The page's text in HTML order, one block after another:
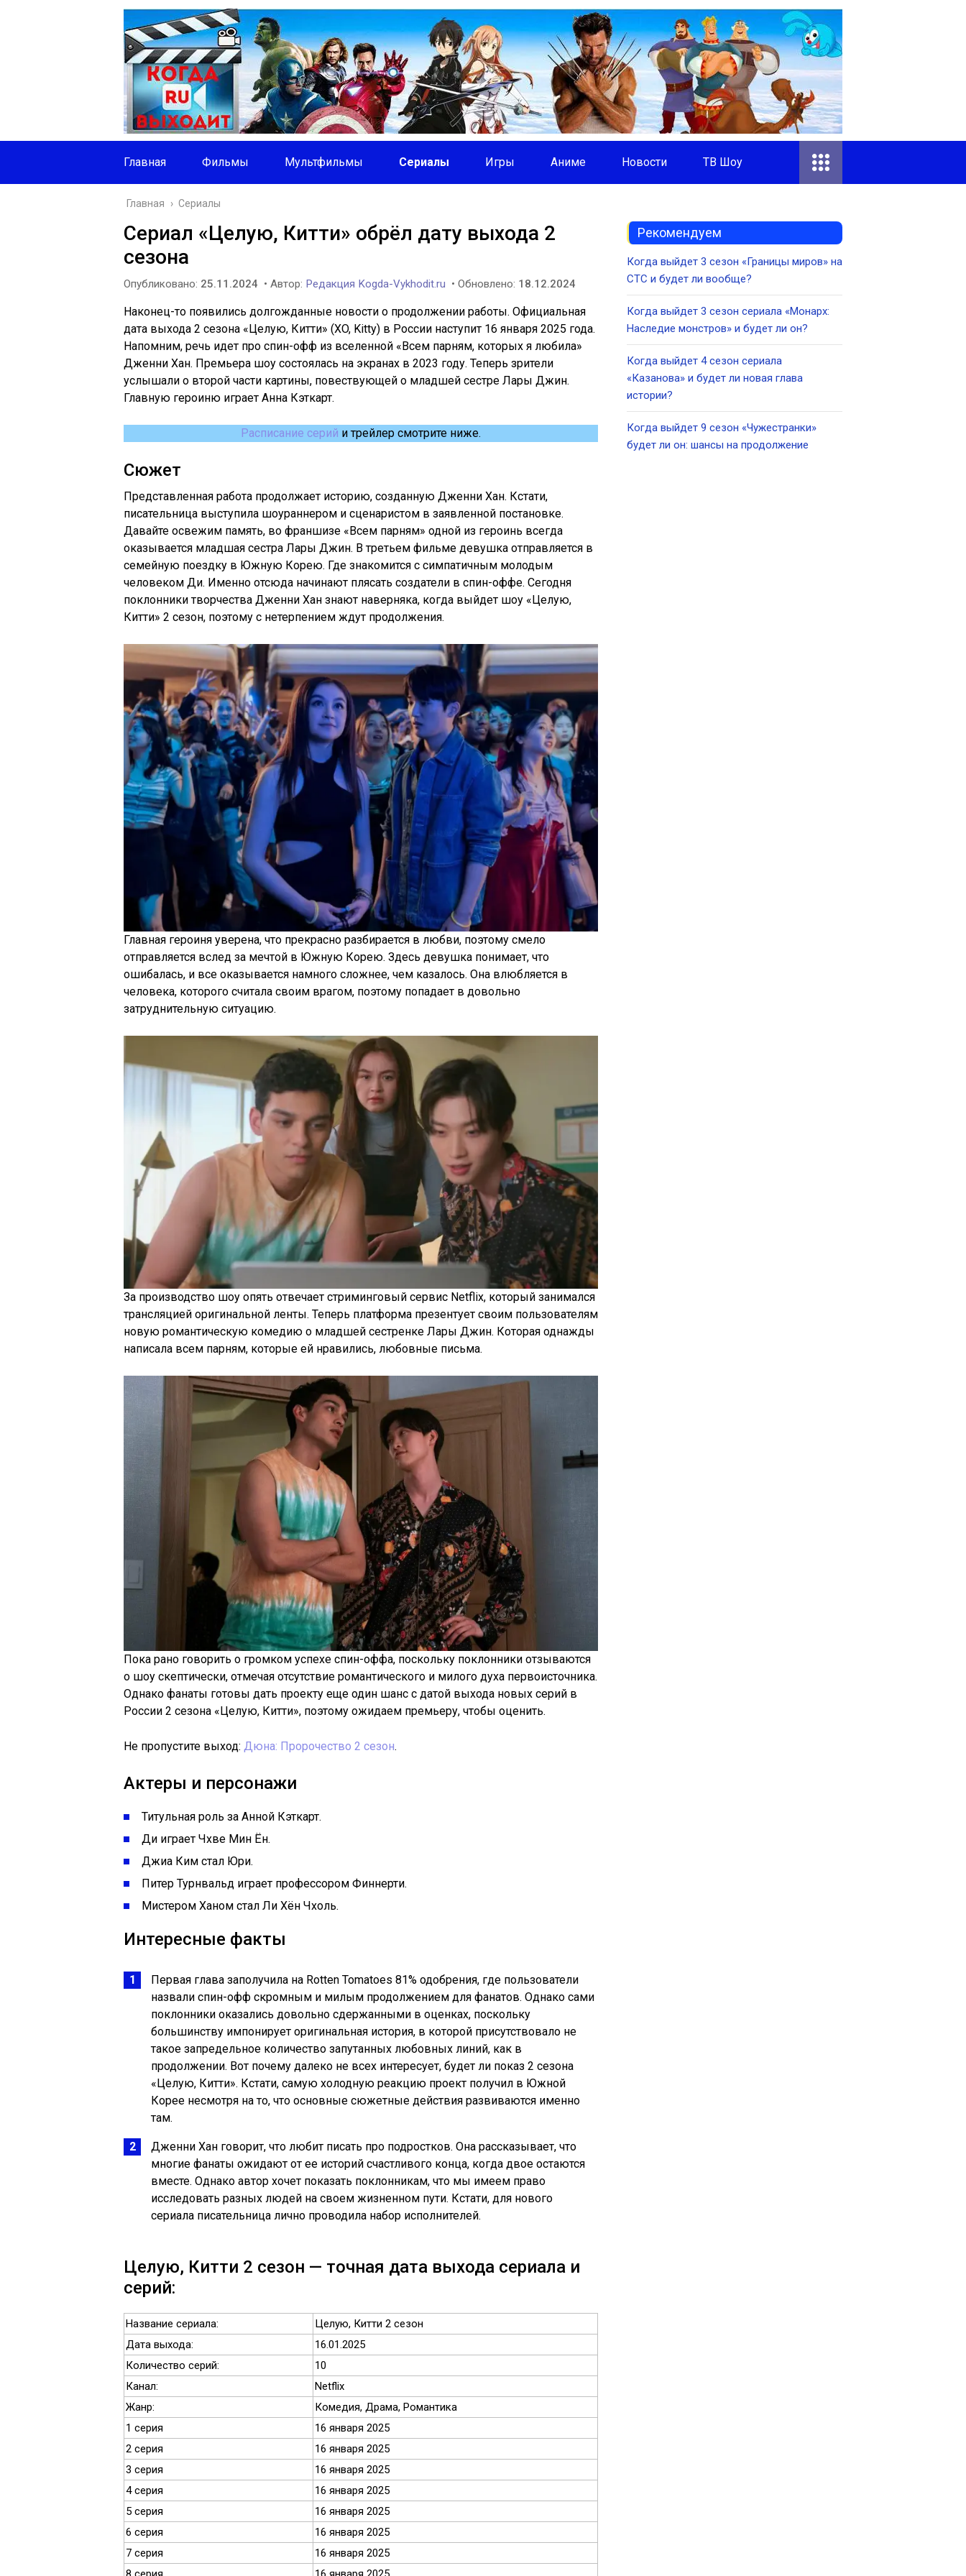
Главная Фильмы Мультфильмы Сериалы Игры Аниме Новости ТВ Шоу
Главная › Сериалы
Сериал «Целую, Китти» обрёл дату выхода 2
сезона
Опубликовано: 25.11.2024 • Автор: Редакция Kogda-Vykhodit.ru • Обновлено: 18.12.2024
Наконец-то появились долгожданные новости о продолжении работы. Официальная
дата выхода 2 сезона «Целую, Китти» (XO, Kitty) в России наступит 16 января 2025 года.
Напомним, речь идет про спин-офф из вселенной «Всем парням, которых я любила»
Дженни Хан. Премьера шоу состоялась на экранах в 2023 году. Теперь зрители
услышали о второй части картины, повествующей о младшей сестре Лары Джин.
Главную героиню играет Анна Кэткарт.
Расписание серий и трейлер смотрите ниже.
Сюжет
Представленная работа продолжает историю, созданную Дженни Хан. Кстати,
писательница выступила шоураннером и сценаристом в заявленной постановке.
Давайте освежим память, во франшизе «Всем парням» одной из героинь всегда
оказывается младшая сестра Лары Джин. В третьем фильме девушка отправляется в
семейную поездку в Южную Корею. Где знакомится с симпатичным молодым
человеком Ди. Именно отсюда начинают плясать создатели в спин-оффе. Сегодня
поклонники творчества Дженни Хан знают наверняка, когда выйдет шоу «Целую,
Китти» 2 сезон, поэтому с нетерпением ждут продолжения.
Главная героиня уверена, что прекрасно разбирается в любви, поэтому смело
отправляется вслед за мечтой в Южную Корею. Здесь девушка понимает, что
ошибалась, и все оказывается намного сложнее, чем казалось. Она влюбляется в
человека, которого считала своим врагом, поэтому попадает в довольно
затруднительную ситуацию.
За производство шоу опять отвечает стриминговый сервис Netflix, который занимался
трансляцией оригинальной ленты. Теперь платформа презентует своим пользователям
новую романтическую комедию о младшей сестренке Лары Джин. Которая однажды
написала всем парням, которые ей нравились, любовные письма.
Пока рано говорить о громком успехе спин-оффа, поскольку поклонники отзываются
о шоу скептически, отмечая отсутствие романтического и милого духа первоисточника.
Однако фанаты готовы дать проекту еще один шанс с датой выхода новых серий в
России 2 сезона «Целую, Китти», поэтому ожидаем премьеру, чтобы оценить.
Не пропустите выход: Дюна: Пророчество 2 сезон.
Актеры и персонажи
Титульная роль за Анной Кэткарт.
Ди играет Чхве Мин Ён.
Джиа Ким стал Юри.
Питер Турнвальд играет профессором Финнерти.
Мистером Ханом стал Ли Хён Чхоль.
Интересные факты
Первая глава заполучила на Rotten Tomatoes 81% одобрения, где пользователи
назвали спин-офф скромным и милым продолжением для фанатов. Однако сами
поклонники оказались довольно сдержанными в оценках, поскольку
большинству импонирует оригинальная история, в которой присутствовало не
такое запредельное количество запутанных любовных линий, как в
продолжении. Вот почему далеко не всех интересует, будет ли показ 2 сезона
«Целую, Китти». Кстати, самую холодную реакцию проект получил в Южной
Корее несмотря на то, что основные сюжетные действия развиваются именно
там.
Дженни Хан говорит, что любит писать про подростков. Она рассказывает, что
многие фанаты ожидают от ее историй счастливого конца, когда двое остаются
вместе. Однако автор хочет показать поклонникам, что мы имеем право
исследовать разных людей на своем жизненном пути. Кстати, для нового
сериала писательница лично проводила набор исполнителей.
Целую, Китти 2 сезон — точная дата выхода сериала и
серий:
Название сериала:
Целую, Китти 2 сезон
Дата выхода:
16.01.2025
Количество серий:
10
Канал:
Netflix
Жанр:
Комедия, Драма, Романтика
1 серия
16 января 2025
2 серия
16 января 2025
3 серия
16 января 2025
4 серия
16 января 2025
5 серия
16 января 2025
6 серия
16 января 2025
7 серия
16 января 2025
Рекомендуем
Когда выйдет 3 сезон «Границы миров» на
СТС и будет ли вообще?
Когда выйдет 3 сезон сериала «Монарх:
Наследие монстров» и будет ли он?
Когда выйдет 4 сезон сериала
«Казанова» и будет ли новая глава
истории?
Когда выйдет 9 сезон «Чужестранки»
будет ли он: шансы на продолжение